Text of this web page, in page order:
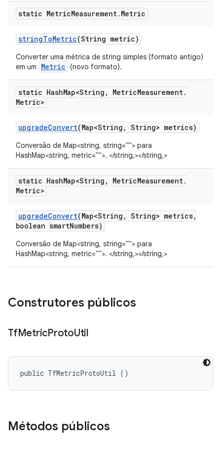
static MetricMeasurement. Metric
stringToMetric(String metric)
Converter uma métrica de string simples (formato antigo)
em um
Metric (novo formato).
static HashMap<String , MetricMeasurement.
Metric>
upgradeConvert(Map<String , String> metrics)
Conversão de Map<string, string=""> para
HashMap<string, metric="">. </string,></string,>
static HashMap<String , MetricMeasurement.
Metric>
upgradeConvert(Map<String , String> metrics,
boolean smartNumbers)
Conversão de Map<string, string=""> para
HashMap<string, metric="">. </string,></string,>
Construtores públicos
TfMetricProtoUtil
public TfMetricProtoUtil ()
Métodos públicos